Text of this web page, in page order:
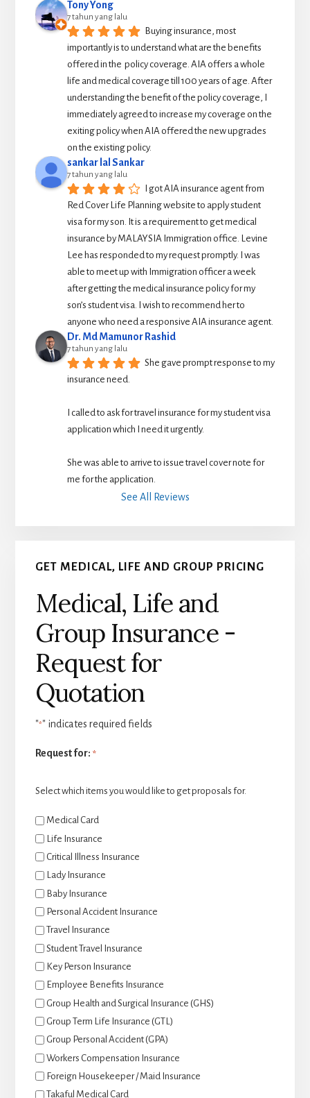
Tony Yong
7 tahun yang lalu
Buying insurance, most
importantly is to understand what are the benefits
offered in the  policy coverage. AIA offers a whole
life and medical coverage till 100 years of age. After
understanding the benefit of the policy coverage, I
immediately agreed to increase my coverage on the
exiting policy when AIA offered the new upgrades
on the existing policy.
sankar lal Sankar
7 tahun yang lalu
I got AIA insurance agent from
Red Cover Life Planning website to apply student
visa for my son. It is a requirement to get medical
insurance by MALAYSIA Immigration office. Levine
Lee has responded to my request promptly. I was
able to meet up with Immigration officer a week
after getting the medical insurance policy for my
son’s student visa. I wish to recommend her to
anyone who need a responsive AIA insurance agent.
Dr. Md Mamunor Rashid
7 tahun yang lalu
She gave prompt response to my
insurance need.
I called to ask for travel insurance for my student visa
application which I need it urgently.
She was able to arrive to issue travel cover note for
me for the application.
See All Reviews
GET MEDICAL, LIFE AND GROUP PRICING
Medical, Life and
Group Insurance -
Request for
Quotation
"*" indicates required fields
Request for: *
Select which items you would like to get proposals for.
Medical Card
Life Insurance
Critical Illness Insurance
Lady Insurance
Baby Insurance
Personal Accident Insurance
Travel Insurance
Student Travel Insurance
Key Person Insurance
Employee Benefits Insurance
Group Health and Surgical Insurance (GHS)
Group Term Life Insurance (GTL)
Group Personal Accident (GPA)
Workers Compensation Insurance
Foreign Housekeeper / Maid Insurance
Takaful Medical Card